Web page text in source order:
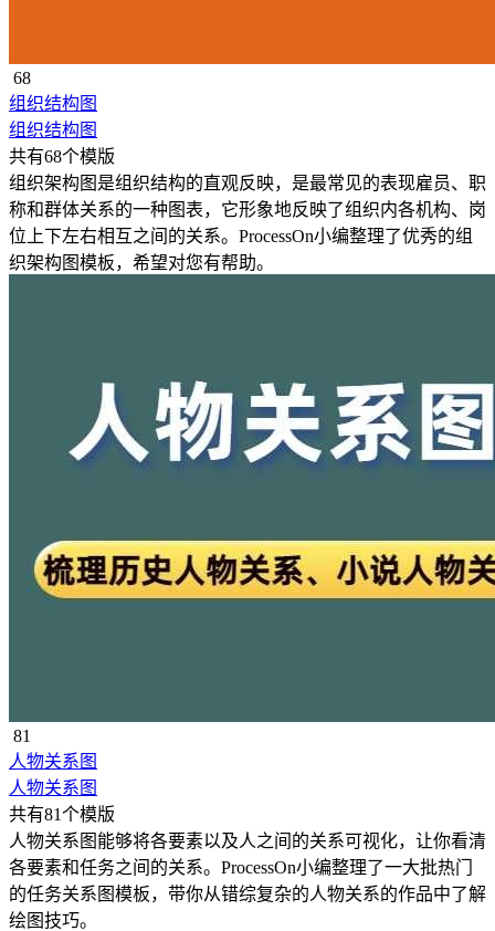
68
组织结构图
组织结构图
共有68个模版
组织架构图是组织结构的直观反映，是最常见的表现雇员、职
称和群体关系的一种图表，它形象地反映了组织内各机构、岗
位上下左右相互之间的关系。ProcessOn小编整理了优秀的组
织架构图模板，希望对您有帮助。
81
人物关系图
人物关系图
共有81个模版
人物关系图能够将各要素以及人之间的关系可视化，让你看清
各要素和任务之间的关系。ProcessOn小编整理了一大批热门
的任务关系图模板，带你从错综复杂的人物关系的作品中了解
绘图技巧。